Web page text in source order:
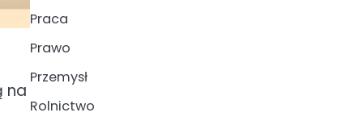
na
Praca
Prawo
Przemysł
Rolnictwo